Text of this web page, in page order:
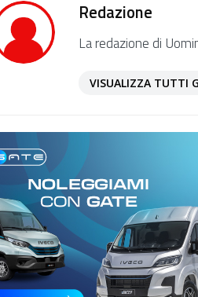
Redazione
La redazione di
VISUALIZZA TUTTI